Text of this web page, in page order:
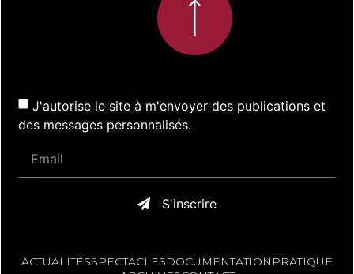
J'autorise le site à m'envoyer des publications et
des messages personnalisés.
S'inscrire
ACTUALITÉSSPECTACLESDOCUMENTATION PRATIQUE